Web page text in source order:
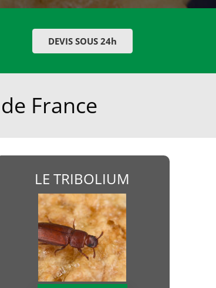
DEVIS SOUS 24h
France
LE TRIBOLIUM